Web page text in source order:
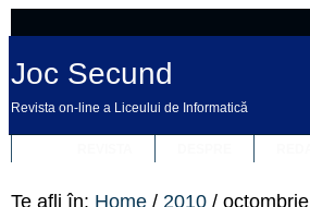
Joc Secund
Revista on-line a Liceului de Informatică
Te afli în: Home / 2010 / octombrie